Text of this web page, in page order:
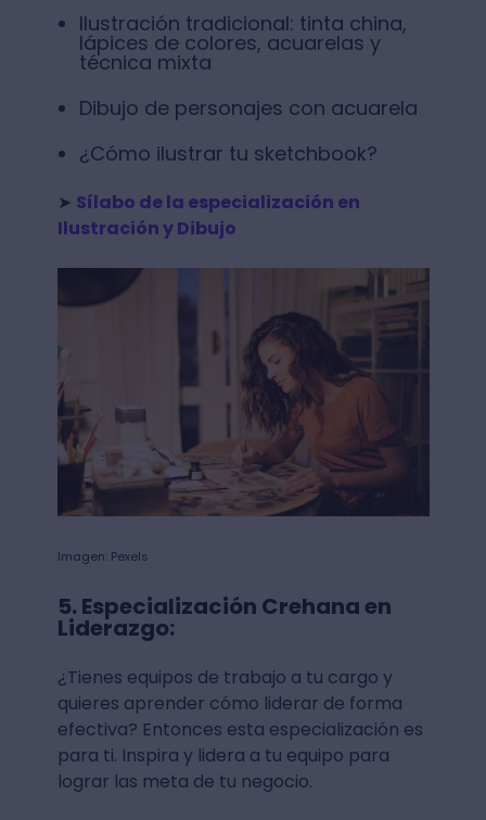
Ilustración tradicional: tinta china,
lápices de colores, acuarelas y
técnica mixta
Dibujo de personajes con acuarela
¿Cómo ilustrar tu sketchbook?
➤ Sílabo de la especialización en
Ilustración y Dibujo
Imagen: Pexels
5. Especialización Crehana en
Liderazgo:
¿Tienes equipos de trabajo a tu cargo y
quieres aprender cómo liderar de forma
efectiva? Entonces esta especialización es
para ti. Inspira y lidera a tu equipo para
lograr las meta de tu negocio.